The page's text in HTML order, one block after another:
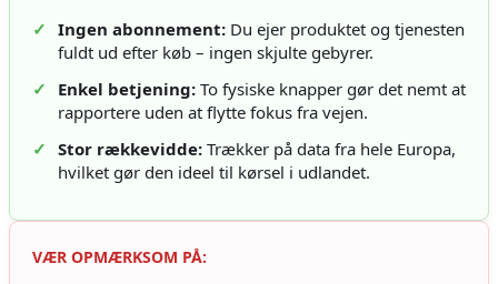
✓ Ingen abonnement: Du ejer produktet og tjenesten
fuldt ud efter køb – ingen skjulte gebyrer.
✓
Enkel betjening: To fysiske knapper gør det nemt at
rapportere uden at flytte fokus fra vejen.
✓ Stor rækkevidde: Trækker på data fra hele Europa,
hvilket gør den ideel til kørsel i udlandet.
VÆR OPMÆRKSOM PÅ: